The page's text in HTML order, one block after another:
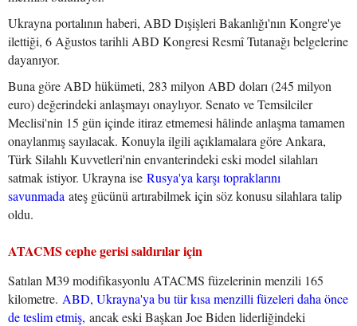
Ukrayna portalının haberi, ABD Dışişleri Bakanlığı'nın Kongre'ye
ilettiği, 6 Ağustos tarihli ABD Kongresi Resmî Tutanağı belgelerine
dayanıyor.
Buna göre ABD hükümeti, 283 milyon ABD doları (245 milyon
euro) değerindeki anlaşmayı onaylıyor. Senato ve Temsilciler
Meclisi'nin 15 gün içinde itiraz etmemesi hâlinde anlaşma tamamen
onaylanmış sayılacak. Konuyla ilgili açıklamalara göre Ankara,
Türk Silahlı Kuvvetleri'nin envanterindeki eski model silahları
satmak istiyor. Ukrayna ise Rusya'ya karşı topraklarını
savunmada ateş gücünü artırabilmek için söz konusu silahlara talip
oldu.
ATACMS cephe gerisi saldırılar için
Satılan M39 modifikasyonlu ATACMS füzelerinin menzili 165
kilometre. ABD, Ukrayna'ya bu tür kısa menzilli füzeleri daha önce
de teslim etmiş, ancak eski Başkan Joe Biden liderliğindeki